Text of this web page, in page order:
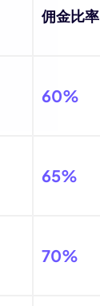
佣金比率
60%
65%
70%